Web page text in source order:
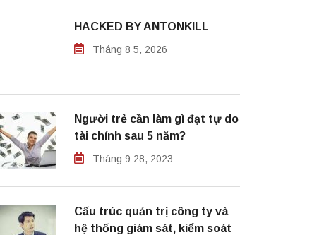
HACKED BY ANTONKILL
Tháng 8 5, 2026
Người trẻ cần làm gì đạt tự do
tài chính sau 5 năm?
Tháng 9 28, 2023
Cấu trúc quản trị công ty và
hệ thống giám sát, kiểm soát